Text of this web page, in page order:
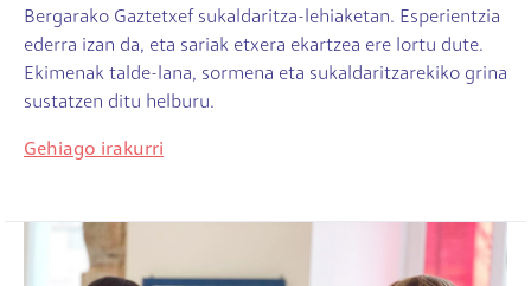
Bergarako Gaztetxef sukaldaritza-lehiaketan. Esperientzia
ederra izan da, eta sariak etxera ekartzea ere lortu dute.
Ekimenak talde-lana, sormena eta sukaldaritzarekiko grina
sustatzen ditu helburu.
Gehiago irakurri